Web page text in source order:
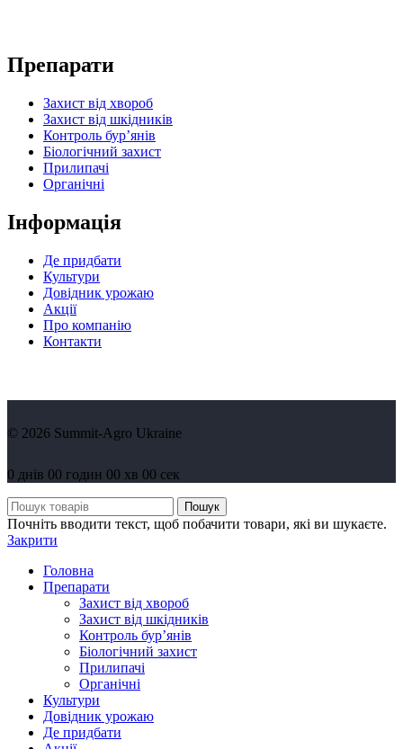
Препарати
Захист від хвороб
Захист від шкідників
Контроль бур’янів
Біологічний захист
Прилипачі
Органічні
Інформація
Де придбати
Культури
Довідник урожаю
Акції
Про компанію
Контакти
© 2026 Summit-Agro Ukraine
0 днів 00 годин 00 хв 00 сек
Пошук
Почніть вводити текст, щоб побачити товари, які ви шукаєте.
Закрити
Головна
Препарати
Захист від хвороб
Захист від шкідників
Контроль бур’янів
Біологічний захист
Прилипачі
Органічні
Культури
Довідник урожаю
Де придбати